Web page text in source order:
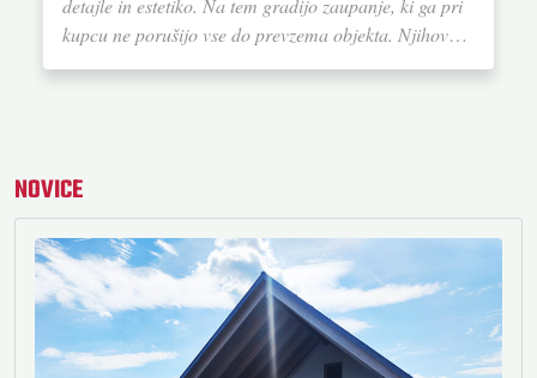
kupcu ne porušijo vse do prevzema objekta. Njihovo
NOVICE